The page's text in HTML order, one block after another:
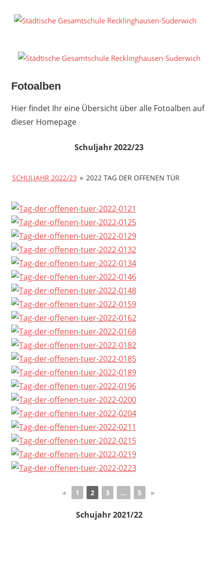
Inhalt
Fotoalben
Hier findet Ihr eine Übersicht über alle Fotoalben auf
dieser Homepage
Schuljahr 2022/23
SCHULJAHR 2022/23 » 2022 TAG DER OFFENEN TÜR
◄ 1 2 3 ... 5 ►
Schujahr 2021/22